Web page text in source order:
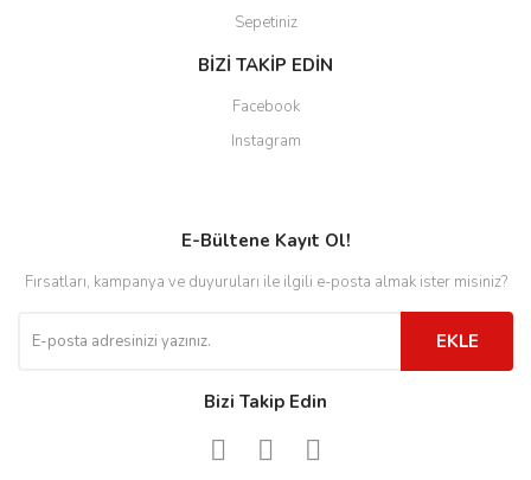
Sepetiniz
BİZİ TAKİP EDİN
Facebook
Instagram
E-Bültene Kayıt Ol!
Fırsatları, kampanya ve duyuruları ile ilgili e-posta almak ister misiniz?
EKLE
Bizi Takip Edin